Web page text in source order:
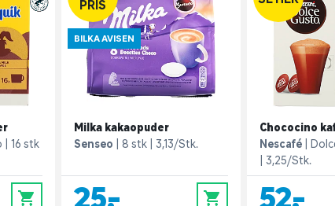
16 stk
0
PRIS
BILKA AVISEN
Milka kakaopuder
Senseo
8 stk 3,13/Stk.
25,- 0
Chococino
Nescafé
3,25/Stk.
52,-